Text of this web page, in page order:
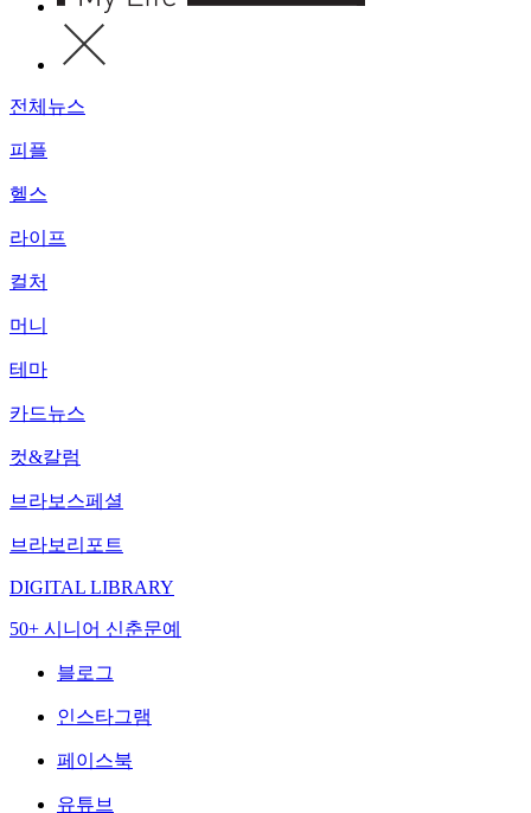
전체뉴스
피플
헬스
라이프
컬처
머니
테마
카드뉴스
컷&칼럼
브라보스페셜
브라보리포트
DIGITAL LIBRARY
50+ 시니어 신춘문예
블로그
인스타그램
페이스북
유튜브